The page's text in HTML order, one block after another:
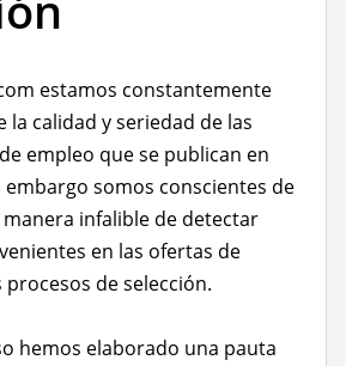
estamos constantemente
la calidad y seriedad de las
empleo que se publican en
somos conscientes de
infalible de detectar
en las ofertas de
de selección.
hemos elaborado una pauta